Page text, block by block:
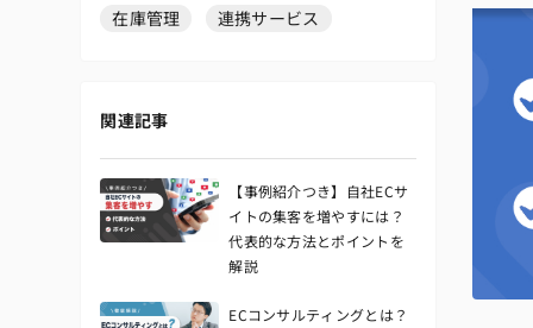
在庫管理
連携サービス
関連記事
【事例紹介つき】自社ECサ
イトの集客を増やすには？
代表的な方法とポイントを
解説
ECコンサルティングとは？